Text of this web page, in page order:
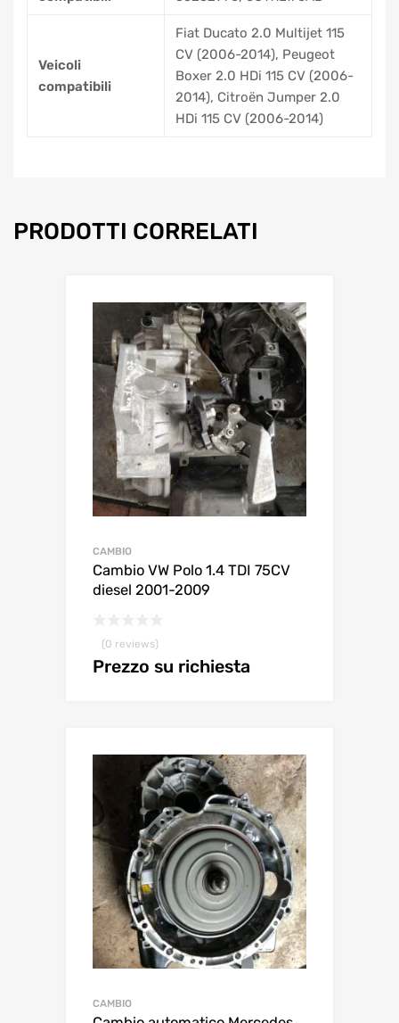
Veicoli
compatibili
Fiat Ducato 2.0 Multijet 115
CV (2006-2014), Peugeot
Boxer 2.0 HDi 115 CV (2006-
2014), Citroën Jumper 2.0
HDi 115 CV (2006-2014)
PRODOTTI CORRELATI
CAMBIO
Cambio VW Polo 1.4 TDI 75CV
diesel 2001-2009
(0 reviews)
Prezzo su richiesta
CAMBIO